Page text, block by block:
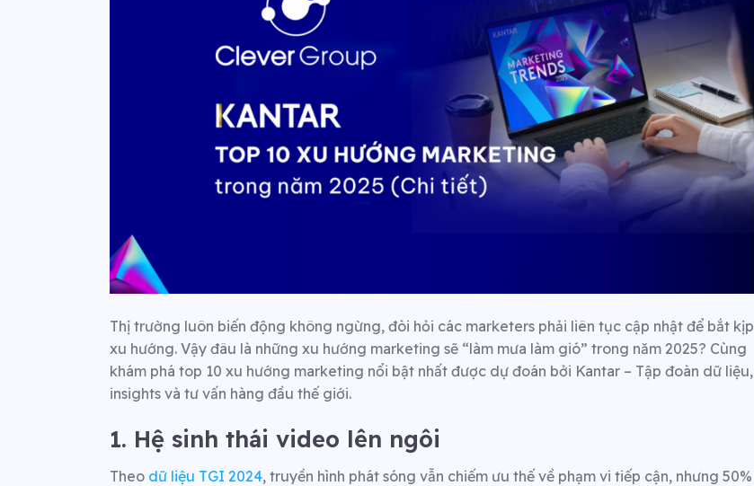
Thị trường luôn biến động không ngừng, đòi hỏi các marketers phải liên tục cập nhật để bắt kịp
xu hướng. Vậy đâu là những xu hướng marketing sẽ “làm mưa làm gió” trong năm 2025? Cùng
khám phá top 10 xu hướng marketing nổi bật nhất được dự đoán bởi Kantar – Tập đoàn dữ liệu,
insights và tư vấn hàng đầu thế giới.
1. Hệ sinh thái video lên ngôi
Theo dữ liệu TGI 2024, truyền hình phát sóng vẫn chiếm ưu thế về phạm vi tiếp cận, nhưng 50%